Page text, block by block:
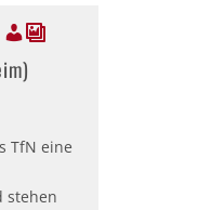
TfN eine
stehen